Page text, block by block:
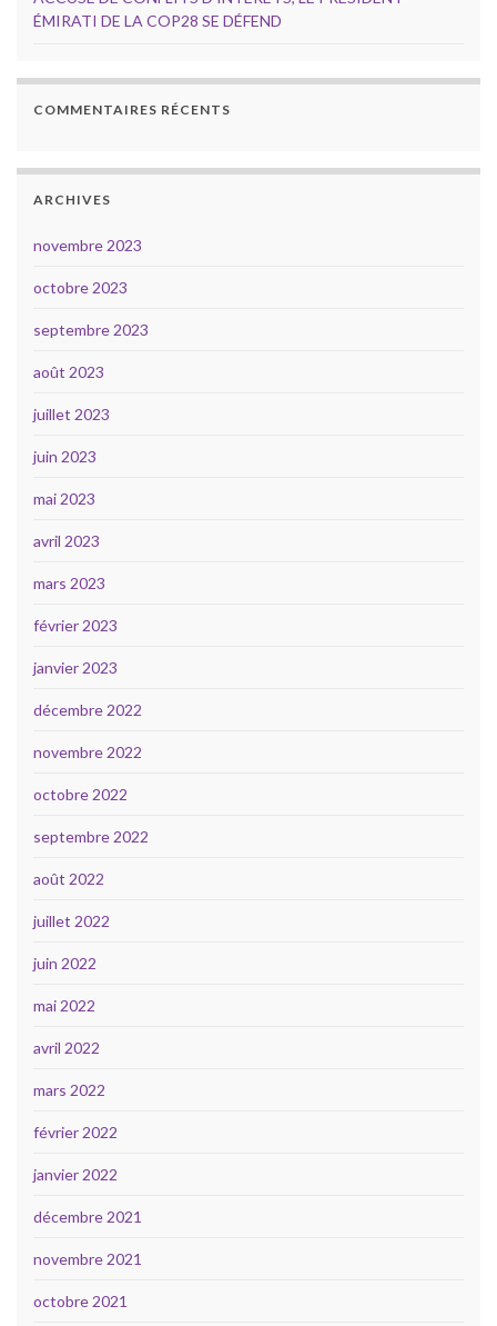
ÉMIRATI DE LA COP28 SE DÉFEND
COMMENTAIRES RÉCENTS
ARCHIVES
novembre 2023
octobre 2023
septembre 2023
août 2023
juillet 2023
juin 2023
mai 2023
avril 2023
mars 2023
février 2023
janvier 2023
décembre 2022
novembre 2022
octobre 2022
septembre 2022
août 2022
juillet 2022
juin 2022
mai 2022
avril 2022
mars 2022
février 2022
janvier 2022
décembre 2021
novembre 2021
octobre 2021